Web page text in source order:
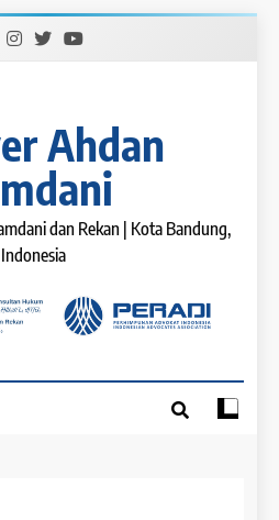
Ahdan
dan Rekan | Kota Bandung,
Indonesia